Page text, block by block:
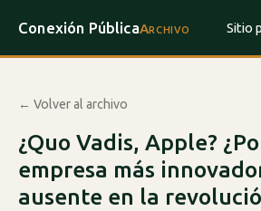
Conexión PúblicaArchivo Sitio
← Volver al archivo
¿Quo Vadis, Apple?
empresa más
ausente en la